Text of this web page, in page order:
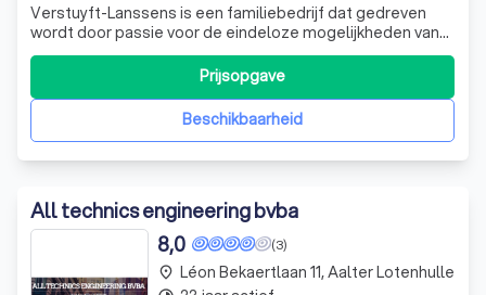
Verstuyft-Lanssens is een familiebedrijf dat gedreven
wordt door passie voor de eindeloze mogelijkheden van
elektriciteit. Onder leiding van de broers Davy en Gunnar
Verstuyft, en met de onmisbare steun van hun moeder,
heeft het bedrijf zich gespecialiseerd in totaalprojecten
waarbij verschillende tBeschikbaarheid
Prijsopgave
All technics engineering bvba
(3)
8,0
place Léon Bekaertlaan 11, Aalter Lotenhulle